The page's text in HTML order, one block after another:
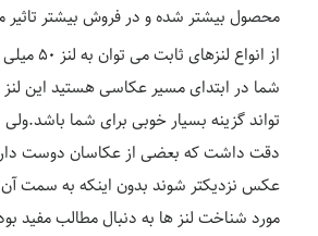
محصول بیشتر شده و در فروش بیشتر تاثیر
از انواع
شما در ابتدای مسیر عکاسی هستید این
تواند گزینه بسیار خوبی برای شما باشد.ولی
دقت داشت که بعضی از عکاسان دوست
عکس نزدیکتر شوند بدون اینکه به سمت
مورد شناخت لنز ها به دنبال مطالب مفید